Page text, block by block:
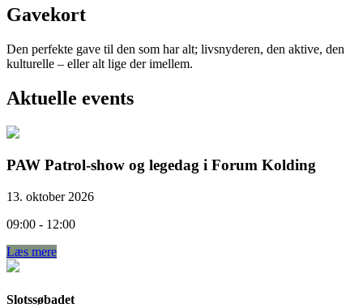
Gavekort
Den perfekte gave til den som har alt; livsnyderen, den aktive, den
kulturelle – eller alt lige der imellem.
Aktuelle events
PAW Patrol-show og legedag i Forum Kolding
13. oktober 2026
09:00 - 12:00
Læs mere
Slotssøbadet